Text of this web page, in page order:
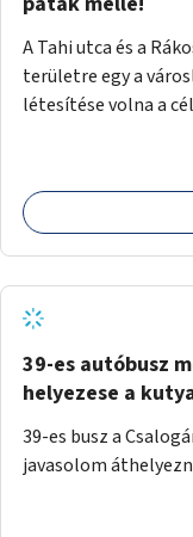
A Tahi utca és a
területre egy a
létesítése volna a
39-es autóbusz
helyezese a
39-es busz a
javasolom